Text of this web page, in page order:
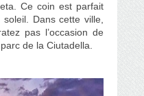
Ce coin est parfait
Dans cette ville,
pas l’occasion de
de la Ciutadella.